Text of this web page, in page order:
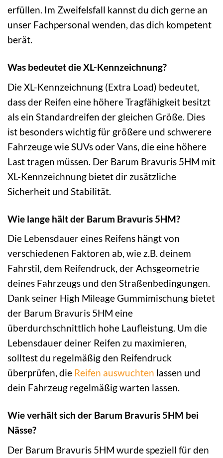
erfüllen. Im Zweifelsfall kannst du dich gerne an
unser Fachpersonal wenden, das dich kompetent
berät.
Was bedeutet die XL-Kennzeichnung?
Die XL-Kennzeichnung (Extra Load) bedeutet,
dass der Reifen eine höhere Tragfähigkeit besitzt
als ein Standardreifen der gleichen Größe. Dies
ist besonders wichtig für größere und schwerere
Fahrzeuge wie SUVs oder Vans, die eine höhere
Last tragen müssen. Der Barum Bravuris 5HM mit
XL-Kennzeichnung bietet dir zusätzliche
Sicherheit und Stabilität.
Wie lange hält der Barum Bravuris 5HM?
Die Lebensdauer eines Reifens hängt von
verschiedenen Faktoren ab, wie z.B. deinem
Fahrstil, dem Reifendruck, der Achsgeometrie
deines Fahrzeugs und den Straßenbedingungen.
Dank seiner High Mileage Gummimischung bietet
der Barum Bravuris 5HM eine
überdurchschnittlich hohe Laufleistung. Um die
Lebensdauer deiner Reifen zu maximieren,
solltest du regelmäßig den Reifendruck
überprüfen, die Reifen auswuchten lassen und
dein Fahrzeug regelmäßig warten lassen.
Wie verhält sich der Barum Bravuris 5HM bei
Nässe?
Der Barum Bravuris 5HM wurde speziell für den